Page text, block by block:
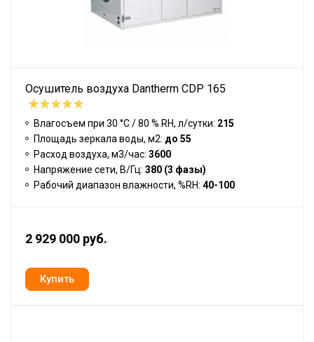
Осушитель воздуха Dantherm CDP 165
Влагосъем при 30 °С / 80 % RH, л/сутки: 215
Площадь зеркала воды, м2: до 55
Расход воздуха, м3/час: 3600
Напряжение сети, В/Гц: 380 (3 фазы)
Рабочий диапазон влажности, %RH: 40-100
2 929 000 руб.